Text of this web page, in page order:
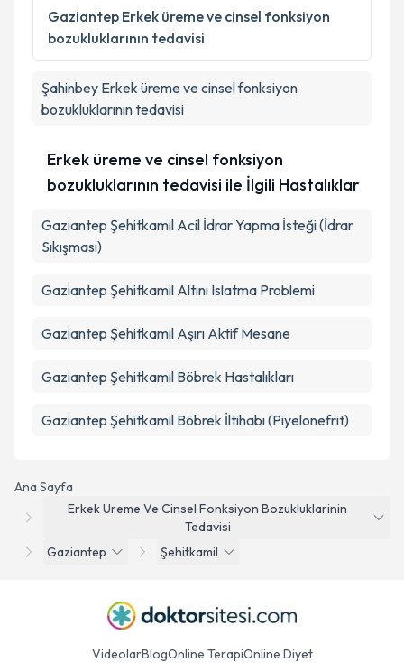
Metni
'ni okudum ve kişisel verilerimin belirtilen
kapsamda işlenmesini kabul ediyorum.
Takvim Talebini Gönder
Ana Sayfa
Erkek Ureme Ve Cinsel Fonksiyon Bozukluklarinin
Tedavisi
Gaziantep
Şehitkamil
Gaziantep Erkek üreme ve cinsel fonksiyon
bozukluklarının tedavisi
Şahinbey Erkek üreme ve cinsel fonksiyon
bozukluklarının tedavisi
Erkek üreme ve cinsel fonksiyon
bozukluklarının tedavisi ile İlgili Hastalıklar
Gaziantep Şehitkamil Acil İdrar Yapma İsteği (İdrar
Sıkışması)
Gaziantep Şehitkamil Altını Islatma Problemi
Gaziantep Şehitkamil Aşırı Aktif Mesane
Gaziantep Şehitkamil Böbrek Hastalıkları
Gaziantep Şehitkamil Böbrek İltihabı (Piyelonefrit)
VideolarBlogOnline TerapiOnline Diyet